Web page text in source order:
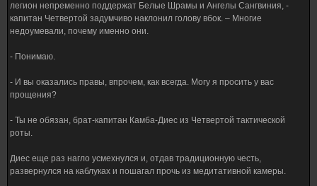
легион непременно поддержат Белые Шрамы и Ангелы Сангвиния, -
капитан Четвертой задумчиво наклонил голову вбок. – Многие
недоумевали, почему именно они.
- Понимаю.
- И вы оказались правы, впрочем, как всегда. Могу я просить у вас
прощения?
- Ты не обязан, брат-капитан Камба-Диес из Четвертой тактической
роты.
Диес еще раз нагло усмехнулся и, отдав традиционную честь,
развернулся на каблуках и пошагал прочь из медитативной камеры.